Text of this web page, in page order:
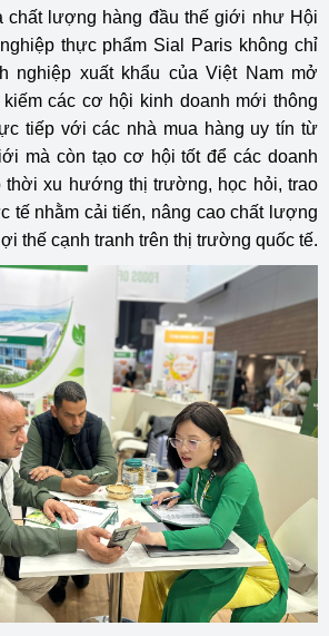
chất lượng hàng đầu thế giới như Hội
thực phẩm Sial Paris không chỉ
nghiệp xuất khẩu của Việt Nam mở
các cơ hội kinh doanh mới thông
tiếp với các nhà mua hàng uy tín từ
mà còn tạo cơ hội tốt để các doanh
thời xu hướng thị trường, học hỏi, trao
tế nhằm cải tiến, nâng cao chất lượng
thế cạnh tranh trên thị trường quốc tế.